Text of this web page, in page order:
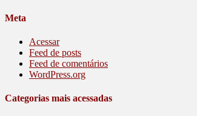
Meta
Acessar
Feed de posts
Feed de comentários
WordPress.org
Categorias mais acessadas